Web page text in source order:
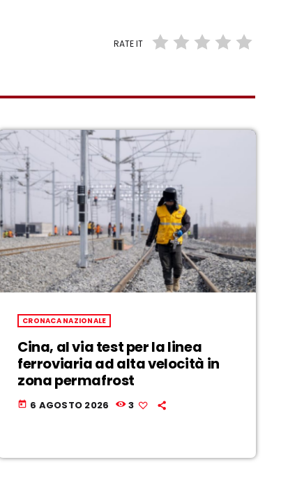
RATE IT
CRONACA NAZIONALE
Cina, al via test per la linea
ferroviaria ad alta velocità in
zona permafrost
today 6 AGOSTO 2026 3